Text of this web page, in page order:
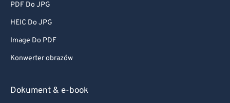
PDF Do JPG
HEIC Do JPG
Image Do PDF
Konwerter obrazów
Dokument & e-book